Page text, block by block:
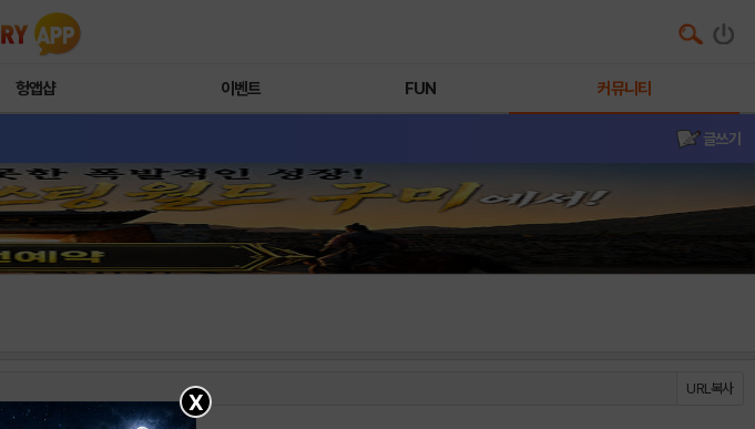
헝앱샵 이벤트 FUN 커뮤니티
글쓰기
URL복사
X